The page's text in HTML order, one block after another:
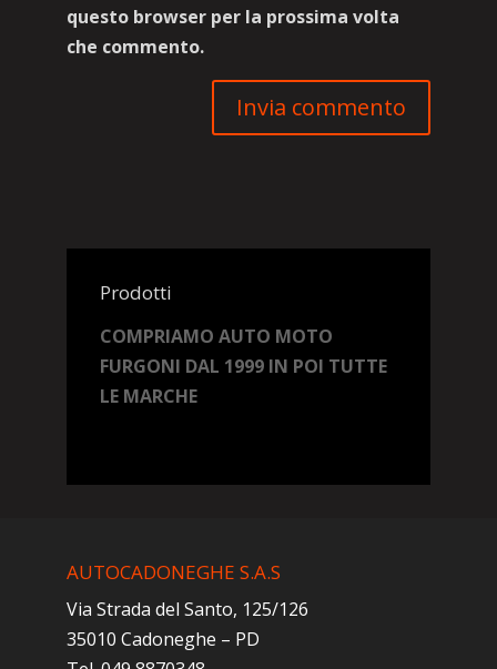
questo browser per la prossima volta
che commento.
Prodotti
COMPRIAMO AUTO MOTO
FURGONI DAL 1999 IN POI TUTTE
LE MARCHE
AUTOCADONEGHE S.A.S
Via Strada del Santo, 125/126
35010 Cadoneghe – PD